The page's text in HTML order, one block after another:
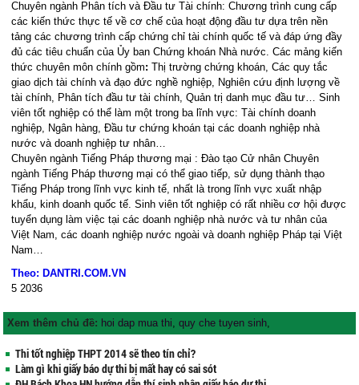
Chuyên ngành Phân tích và Đầu tư Tài chính: Chương trình cung cấp
các kiến thức thực tế về cơ chế của hoạt động đầu tư dựa trên nền
tảng các chương trình cấp chứng chỉ tài chính quốc tế và đáp ứng đầy
đủ các tiêu chuẩn của Ủy ban Chứng khoán Nhà nước. Các mảng kiến
thức chuyên môn chính gồm: Thị trường chứng khoán, Các quy tắc
giao dịch tài chính và đạo đức nghề nghiệp, Nghiên cứu định lượng về
tài chính, Phân tích đầu tư tài chính, Quản trị danh mục đầu tư… Sinh
viên tốt nghiệp có thể làm một trong ba lĩnh vực: Tài chính doanh
nghiệp, Ngân hàng, Đầu tư chứng khoán tại các doanh nghiệp nhà
nước và doanh nghiệp tư nhân…
Chuyên ngành Tiếng Pháp thương mại : Đào tạo Cử nhân Chuyên
ngành Tiếng Pháp thương mại có thể giao tiếp, sử dụng thành thạo
Tiếng Pháp trong lĩnh vực kinh tế, nhất là trong lĩnh vực xuất nhập
khẩu, kinh doanh quốc tế. Sinh viên tốt nghiệp có rất nhiều cơ hội được
tuyển dụng làm việc tại các doanh nghiệp nhà nước và tư nhân của
Việt Nam, các doanh nghiệp nước ngoài và doanh nghiệp Pháp tại Việt
Nam…
Theo: DANTRI.COM.VN
5 2036
Xem thêm chủ đề: hoi dap mua thi ,quy che tuyen sinh
Thi tốt nghiệp THPT 2014 sẽ theo tín chỉ?
Làm gì khi giấy báo dự thi bị mất hay có sai sót